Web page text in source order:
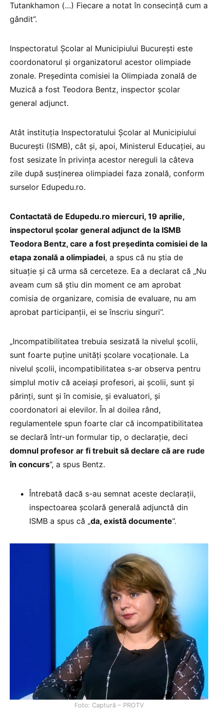
Tutankhamon (…) Fiecare a notat în consecință cum a
gândit”.
Inspectoratul Școlar al Municipiului București este
coordonatorul și organizatorul acestor olimpiade
zonale. Președinta comisiei la Olimpiada zonală de
Muzică a fost Teodora Bentz, inspector școlar
general adjunct.
Atât instituția Inspectoratului Școlar al Municipiului
București (ISMB), cât și, apoi, Ministerul Educației, au
fost sesizate în privința acestor nereguli la câteva
zile după susținerea olimpiadei faza zonală, conform
surselor Edupedu.ro.
Contactată de Edupedu.ro miercuri, 19 aprilie,
inspectorul școlar general adjunct de la ISMB
Teodora Bentz, care a fost președinta comisiei de la
etapa zonală a olimpiadei, a spus că nu știa de
situație și că urma să cerceteze. Ea a declarat că „Nu
aveam cum să știu din moment ce am aprobat
comisia de organizare, comisia de evaluare, nu am
aprobat participanții, ei se înscriu singuri”.
„Incompatibilitatea trebuia sesizată la nivelul școlii,
sunt foarte puține unități școlare vocaționale. La
nivelul școlii, incompatibilitatea s-ar observa pentru
simplul motiv că aceiași profesori, ai școlii, sunt și
părinți, sunt și în comisie, și evaluatori, și
coordonatori ai elevilor. În al doilea rând,
regulamentele spun foarte clar că incompatibilitatea
se declară într-un formular tip, o declarație, deci
domnul profesor ar fi trebuit să declare că are rude
în concurs”, a spus Bentz.
Întrebată dacă s-au semnat aceste declarații,
inspectoarea școlară generală adjunctă din
ISMB a spus că „da, există documente”.
Foto: Captură – PROTV